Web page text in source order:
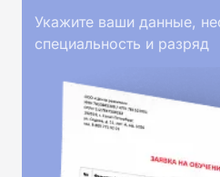
Укажите ваши данные,
специальность и разряд